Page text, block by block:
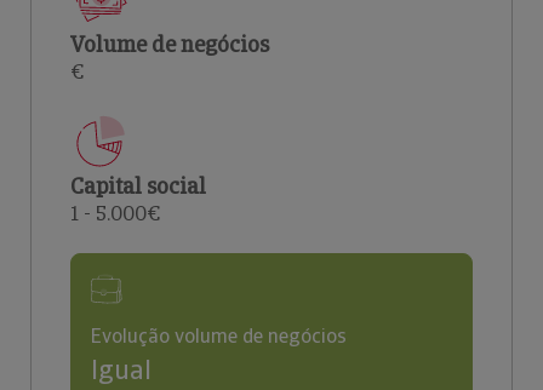
Volume de negócios
€
Capital social
1 - 5.000€
Evolução volume de negócios
Igual